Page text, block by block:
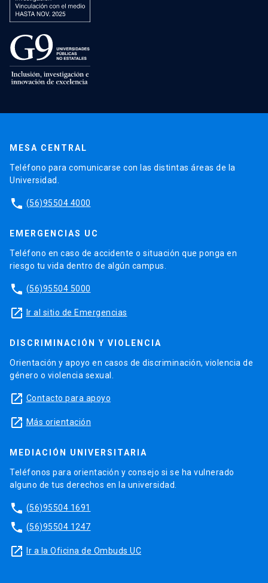
MESA CENTRAL
Teléfono para comunicarse con las distintas áreas de la
Universidad.
phone (56)95504 4000
EMERGENCIAS UC
Teléfono en caso de accidente o situación que ponga en
riesgo tu vida dentro de algún campus.
phone (56)95504 5000
launch Ir al sitio de Emergencias
DISCRIMINACIÓN Y VIOLENCIA
Orientación y apoyo en casos de discriminación, violencia de
género o violencia sexual.
launch Contacto para apoyo
launch Más orientación
MEDIACIÓN UNIVERSITARIA
Teléfonos para orientación y consejo si se ha vulnerado
alguno de tus derechos en la universidad.
phone (56)95504 1691
phone (56)95504 1247
launch Ir a la Oficina de Ombuds UC